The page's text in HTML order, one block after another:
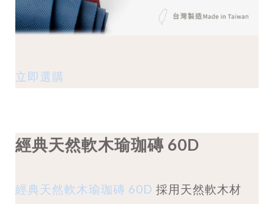
立即選購
經典天然軟木瑜珈磚 60D
經典天然軟木瑜珈磚 60D 採用天然軟木材